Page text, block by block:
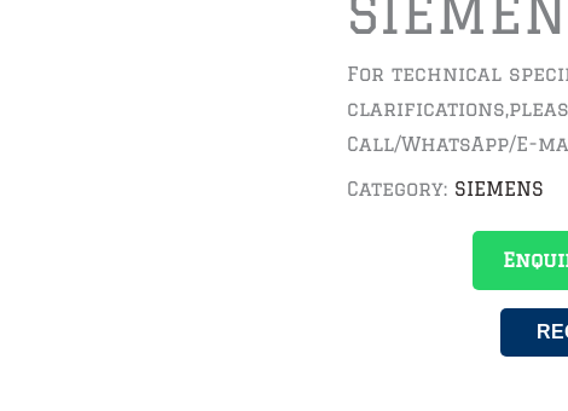
For technical
Call/WhatsApp/E-
Category: SIEMENS